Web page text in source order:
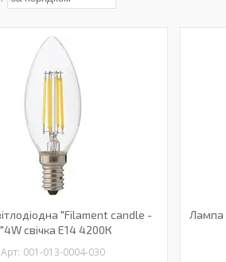
"Filament candle -
свічка Е14 4200К
001-013-0004-030
Лампа